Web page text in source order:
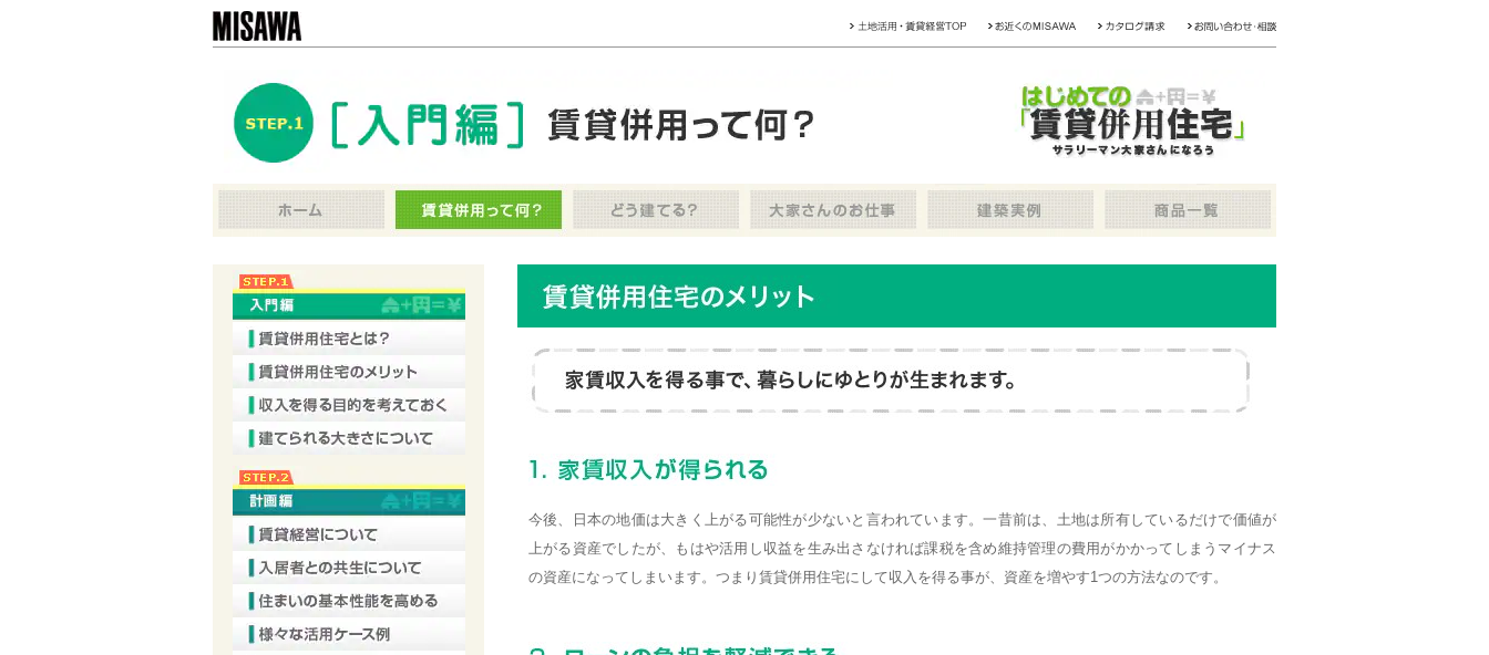
今後、日本の地価は大きく上がる可能性が少ないと言われています。一昔前は、土地は所有しているだけで価値が
上がる資産でしたが、もはや活用し収益を生み出さなければ課税を含め維持管理の費用がかかってしまうマイナス
の資産になってしまいます。つまり賃貸併用住宅にして収入を得る事が、資産を増やす1つの方法なのです。